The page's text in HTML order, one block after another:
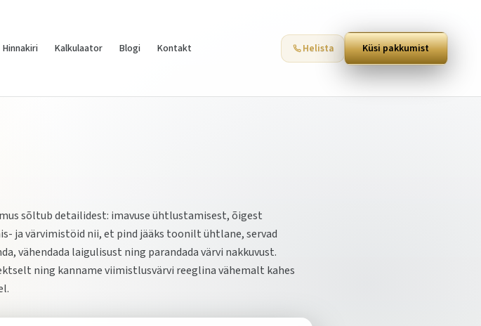
Hinnakiri Kalkulaator Blogi Kontakt Helista Küsi pakkumist
sõltub detailidest: imavuse ühtlustamisest, õigest
ja värvimistöid nii, et pind jääks toonilt ühtlane, servad
vähendada laigulisust ning parandada värvi nakkuvust.
ning kanname viimistlusvärvi reeglina vähemalt kahes